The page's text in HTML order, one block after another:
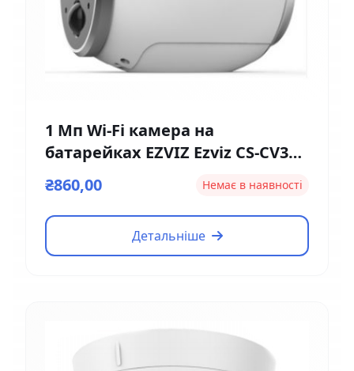
1 Мп Wi-Fi камера на
батарейках EZVIZ Ezviz CS-CV316
(2мм)
₴860,00 Немає в наявності
Детальніше